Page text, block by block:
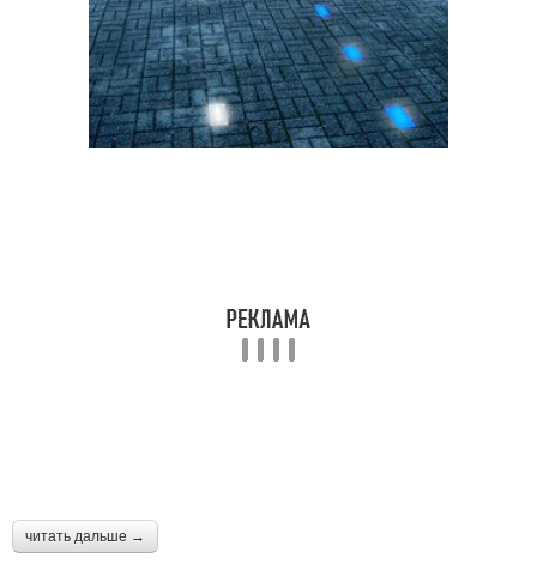
читать дальше →